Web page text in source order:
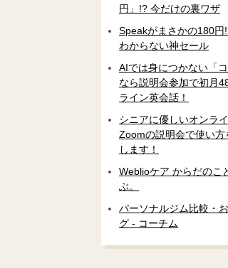
円」!? 今だけの裏ワザ
Speakがまさかの180円
わからない神セール
AIでは身につかない「
なら説明会参加で初月
ライン英会話！
シニアに優しいオンライ
Zoomの説明会で使い方
します！
Weblioケア からだのこ
ぶ。
パーソナルジム比較・
グ - コーチム